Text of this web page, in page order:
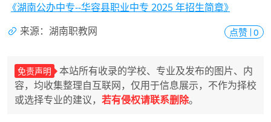
《湖南公办中专--华容县职业中专 2025 年招生简章》
来源：湖南职教网
点赞 0
免责声明
本站所有收录的学校、专业及发布的图片、内
容，均收集整理自互联网，仅用于信息展示，不作为择校
或选择专业的建议， 若有侵权请联系删除。